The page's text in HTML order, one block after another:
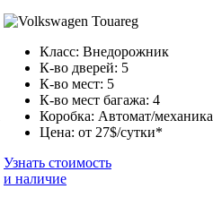
Класс: Внедорожник
К-во дверей: 5
К-во мест: 5
К-во мест багажа: 4
Коробка: Автомат/механика
Цена: от 27$/сутки*
Узнать стоимость
и наличие